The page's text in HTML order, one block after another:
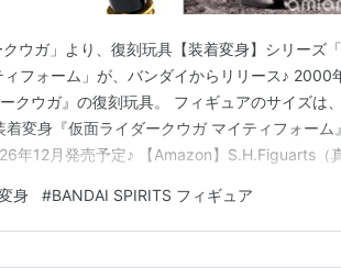
ウガ」より、復刻玩具【装着変身】シリーズ
フォーム」が、バンダイからリリース♪ 2000
クウガ』の復刻玩具。 フィギュアのサイズは
変身『仮面ライダークウガ マイティフォーム
年12月発売予定♪ 【Amazon】S.H.Figuarts（
イジングセット』【バンダイ】 【…
身 #BANDAI SPIRITS フィギュア